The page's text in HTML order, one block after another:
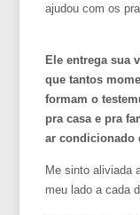
ajudou com os
Ele entrega sua
que tantos
formam o
pra casa e pra
ar condicionado
Me sinto aliviada
meu lado a cada